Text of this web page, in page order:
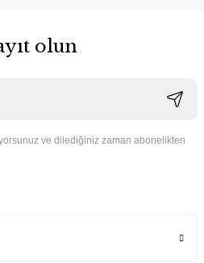
olun
ve dilediğiniz zaman abonelikten